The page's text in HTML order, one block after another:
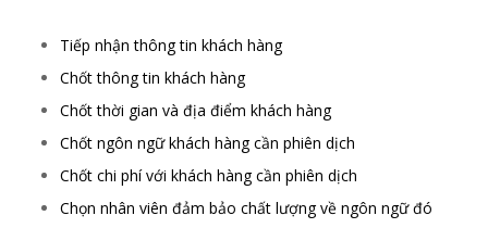
Tiếp nhận thông tin khách hàng
Chốt thông tin khách hàng
Chốt thời gian và địa điểm khách hàng
Chốt ngôn ngữ khách hàng cần phiên dịch
Chốt chi phí với khách hàng cần phiên dịch
Chọn nhân viên đảm bảo chất lượng về ngôn ngữ đó